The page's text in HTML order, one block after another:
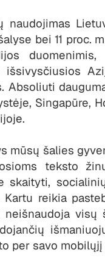
naudojimas
bei 11 proc.
duomenimis,
Absoliuti
Singapūre,
mūsų šalies
teksto
skaityti,
reikia
per savo